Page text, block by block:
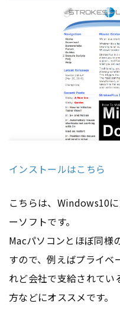
インストールはこちら
こちらは、Windows10
ーソフトです。
Macパソコンとほぼ同様
すので、例えばプライベ
れど会社で支給されて
方などにオススメです。